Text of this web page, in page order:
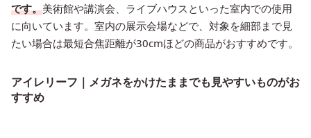
です。美術館や講演会、ライブハウスといった室内での使用
に向いています。室内の展示会場などで、対象を細部まで見
たい場合は最短合焦距離が30cmほどの商品がおすすめです。
アイレリーフ｜メガネをかけたままでも見やすいものがお
すすめ